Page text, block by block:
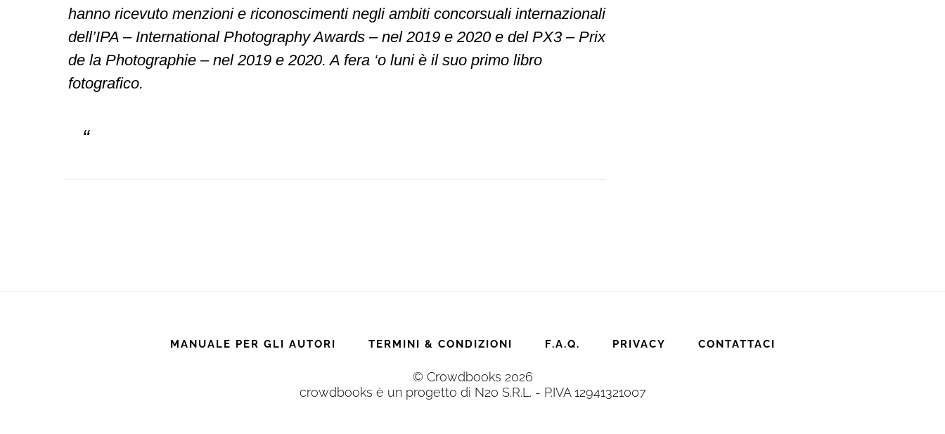
hanno ricevuto menzioni e riconoscimenti negli ambiti concorsuali internazionali
dell’IPA – International Photography Awards – nel 2019 e 2020 e del PX3 – Prix
de la Photographie – nel 2019 e 2020. A fera ‘o luni è il suo primo libro
fotografico.
MANUALE PER GLI AUTORI TERMINI & CONDIZIONI F.A.Q. PRIVACY CONTATTACI
© Crowdbooks 2026
crowdbooks è un progetto di N2o S.R.L. - P.IVA 12941321007